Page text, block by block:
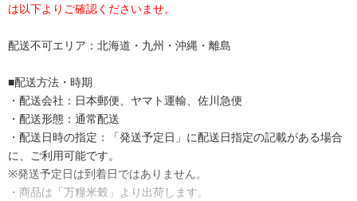
は以下よりご確認くださいませ。
配送不可エリア：北海道・九州・沖縄・離島
■配送方法・時期
・配送会社：日本郵便、ヤマト運輸、佐川急便
・配送形態：通常配送
・配送日時の指定：「発送予定日」に配送日指定の記載がある場合
に、ご利用可能です。
※発送予定日は到着日ではありません。
・商品は「万糧米穀」より出荷します。